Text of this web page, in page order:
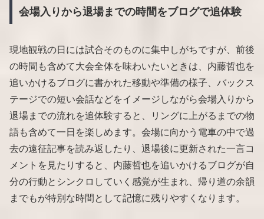
会場入りから退場までの時間をブログで追体験
現地観戦の日には試合そのものに集中しがちですが、前後
の時間も含めて大会全体を味わいたいときは、内藤哲也を
追いかけるブログに書かれた移動や準備の様子、バックス
テージでの短い会話などをイメージしながら会場入りから
退場までの流れを追体験すると、リングに上がるまでの物
語も含めて一日を楽しめます。会場に向かう電車の中で過
去の遠征記事を読み返したり、退場後に更新された一言コ
メントを見たりすると、内藤哲也を追いかけるブログが自
分の行動とシンクロしていく感覚が生まれ、帰り道の余韻
までもが特別な時間として記憶に残りやすくなります。